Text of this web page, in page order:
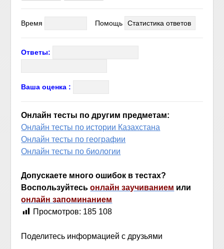
Время Помощь Статистика ответов
Ответы:
Ваша оценка :
Онлайн тесты по другим предметам:
Онлайн тесты по истории Казахстана
Онлайн тесты по географии
Онлайн тесты по биологии
Допускаете много ошибок в тестах?
Воспользуйтесьонлайн заучиванием или
онлайн запоминанием
Просмотров: 185 108
Поделитесь информацией с друзьями